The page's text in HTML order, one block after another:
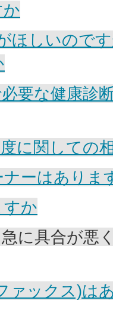
ほしいので
要な健康診
に関しての
ーはありま
すか
に具合が悪
ァックス)は